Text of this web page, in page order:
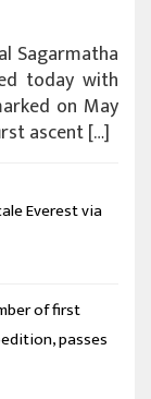
Sagarmatha
today with
on May
ascent […]
Everest via
of first
passes